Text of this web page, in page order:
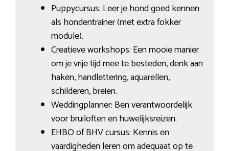
Puppycursus: Leer je hond goed kennen
als hondentrainer (met extra fokker
module).
Creatieve workshops: Een mooie manier
om je vrije tijd mee te besteden, denk aan
haken, handlettering, aquarellen,
schilderen, breien.
Weddingplanner: Ben verantwoordelijk
voor bruiloften en huwelijksreizen.
EHBO of BHV cursus: Kennis en
vaardigheden leren om adequaat op te